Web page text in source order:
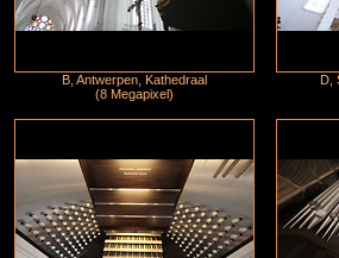
B, Antwerpen, Kathedraal
(8 Megapixel)
D,